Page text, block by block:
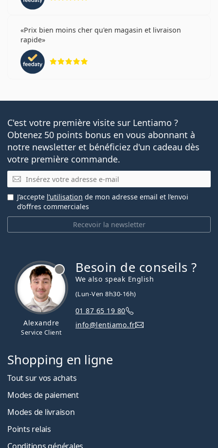
Prix bien moins cher qu'en magasin et livraison
rapide
C'est votre première visite sur Lentiamo ?
Obtenez 50 points bonus en vous abonnant à
notre newsletter et bénéficiez d'un cadeau dès
votre première commande.
E-mail
Recevoir la newsletter
J’accepte l’utilisation de mon adresse email et l’envoi
d’offres commerciales
Alexandre
Service Client
Besoin de conseils ?
We also speak English
(Lun-Ven 8h30-16h)
01 87 65 19 80
info@lentiamo.fr
Shopping en ligne
Tout sur vos achats
Modes de paiement
Modes de livraison
Points relais